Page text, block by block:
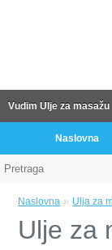
Vudim Ulje za masažu
Naslovna
Naslovna » Ulja za
Ulje za